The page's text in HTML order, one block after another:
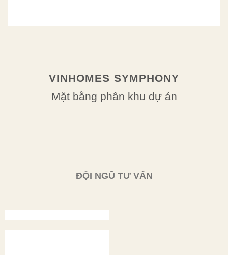
VINHOMES SYMPHONY
Mặt bằng phân khu dự án
ĐỘI NGŨ TƯ VẤN